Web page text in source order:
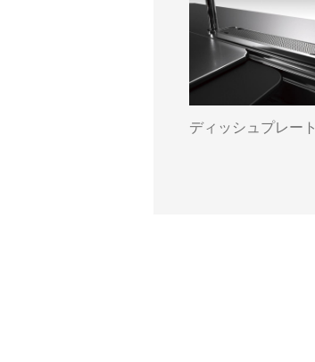
ディッシュプレート